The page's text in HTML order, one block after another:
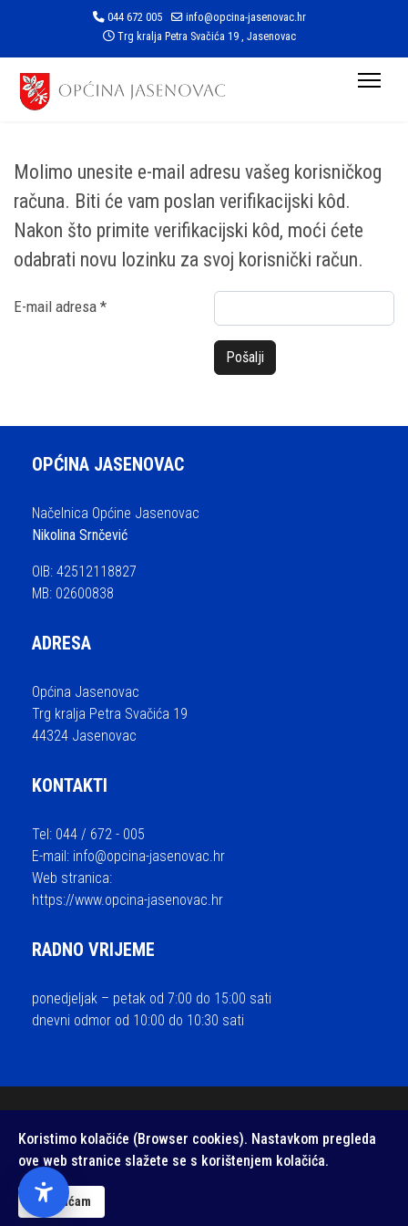
044 672 005
info@opcina-jasenovac.hr
Trg kralja Petra Svačića 19 , Jasenovac
Molimo unesite e-mail adresu vašeg korisničkog
računa. Biti će vam poslan verifikacijski kôd.
Nakon što primite verifikacijski kôd, moći ćete
odabrati novu lozinku za svoj korisnički račun.
E-mail adresa *
Pošalji
OPĆINA JASENOVAC
Načelnica Općine Jasenovac
Nikolina Srnčević
OIB: 42512118827
MB: 02600838
ADRESA
Općina Jasenovac
Trg kralja Petra Svačića 19
44324 Jasenovac
KONTAKTI
Tel: 044 / 672 - 005
E-mail: info@opcina-jasenovac.hr
Web stranica:
https://www.opcina-jasenovac.hr
RADNO VRIJEME
ponedjeljak – petak od 7:00 do 15:00 sati
dnevni odmor od 10:00 do 10:30 sati
Medialive
Izjava o pristupačnosti web stranice
Koristimo kolačiće (Browser cookies). Nastavkom pregleda
ove web stranice slažete se s korištenjem kolačića.
Prihvaćam